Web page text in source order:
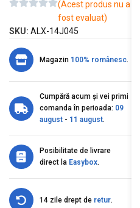
(Acest produs nu a
fost evaluat)
SKU: ALX-14J045
Magazin 100% românesc.
Cumpără acum și vei primi
comanda în perioada: 09
august - 11 august.
Posibilitate de livrare
direct la Easybox.
14 zile drept de retur.